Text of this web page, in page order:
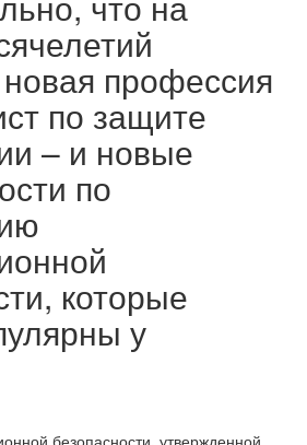
профессия
по защите
– и новые
по
которые
у
безопасности, утвержденной